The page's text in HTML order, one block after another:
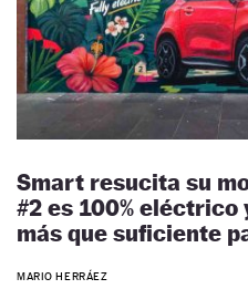
Smart resucita su
#2 es 100% eléctrico
más que suficiente
MARIO HERRÁEZ